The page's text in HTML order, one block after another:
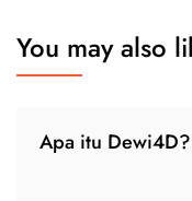
You may also
Apa itu